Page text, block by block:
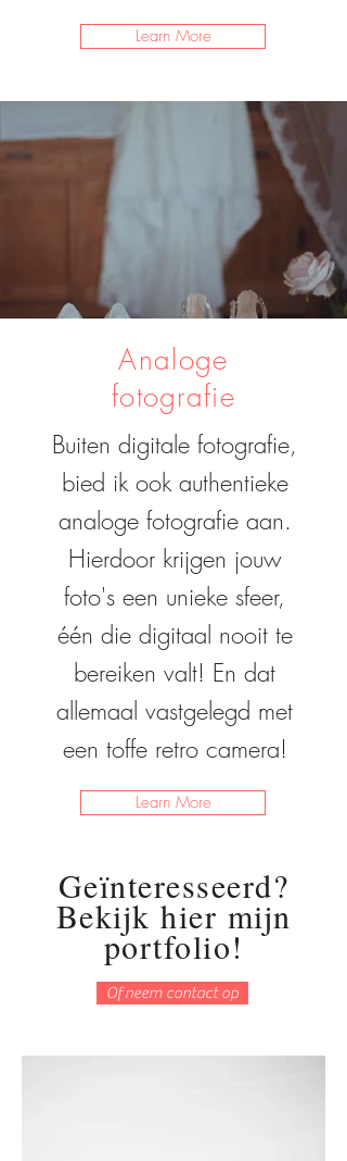
Learn More
Analoge
fotografie
Buiten digitale fotografie,
bied ik ook authentieke
analoge fotografie aan.
Hierdoor krijgen jouw
foto's een unieke sfeer,
één die digitaal nooit te
bereiken valt! En dat
allemaal vastgelegd met
een toffe retro camera!
Learn More
Geïnteresseerd?
Bekijk hier mijn
portfolio!
Of neem contact op